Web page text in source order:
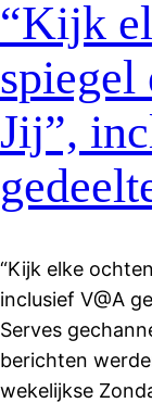
“Kijk
spiegel
Jij”,
“Kijk elke
inclusief V@A
Serves
berichten
wekelijkse